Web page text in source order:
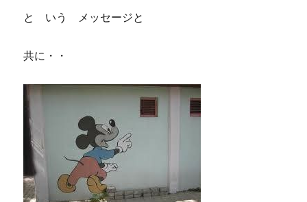
と いう メッセージと
共に・・